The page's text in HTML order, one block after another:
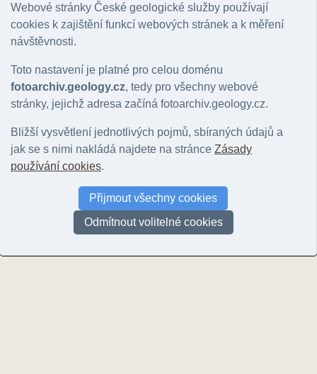
Základní údaje fotografie
Historická fotografie, stáří: 95 let
ID fotografie
Pořízení snímku
Autor snímku
Svoboda, Josef
Vlastník práv
Česká geologická služba
Typ snímku
Normální
Zařízení
Klasický fotoaparát
Film
Vloženo
21.08.06
Datum publikování
Lokalizace fotografie
Slovensko
Slovenská republika
Webové stránky České geologické služby používají
cookies k zajištění funkcí webových stránek a k měření
návštěvnosti.
Toto nastavení je platné pro celou doménu
fotoarchiv.geology.cz, tedy pro všechny webové
stránky, jejichž adresa začíná fotoarchiv.geology.cz.
Bližší vysvětlení jednotlivých pojmů, sbíraných údajů a
jak se s nimi nakládá najdete na stránce Zásady
používání cookies.
Přijmout všechny cookies
Odmítnout volitelné cookies